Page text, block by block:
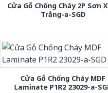
Cửa Gỗ Chống Cháy 2P Sơn
Trắng-a-SGD
Cửa Gỗ Chống Cháy MDF
Laminate P1R2 23029-a-